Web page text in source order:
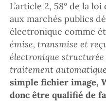
L’article 2, 58° de la
aux marchés publics
électronique comme
émise, transmise et
électronique
traitement
simple fichier image,
donc être qualifié de